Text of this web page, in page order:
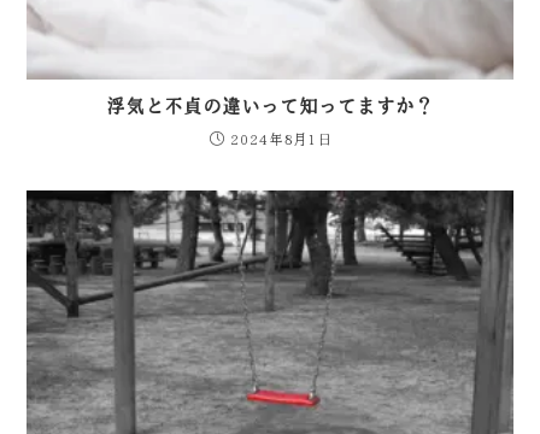
浮気と不貞の違いって知ってますか？
2024年8月1日